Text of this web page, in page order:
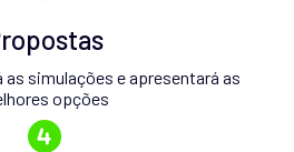
simulações e apresentará as
opções